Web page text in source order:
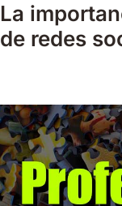
La
de redes